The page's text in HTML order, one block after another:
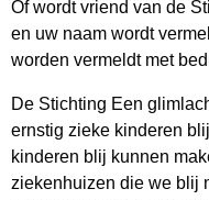
Of wordt vriend van de
en uw naam wordt
worden vermeldt met
De Stichting Een
ernstig zieke kinderen
kinderen blij kunnen
ziekenhuizen die we blij